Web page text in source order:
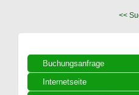
<<
Buchungsanfrage
Internetseite